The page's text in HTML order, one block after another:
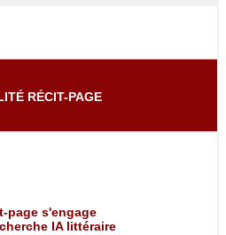
RÉCIT-PAGE
page s'engage
IA littéraire